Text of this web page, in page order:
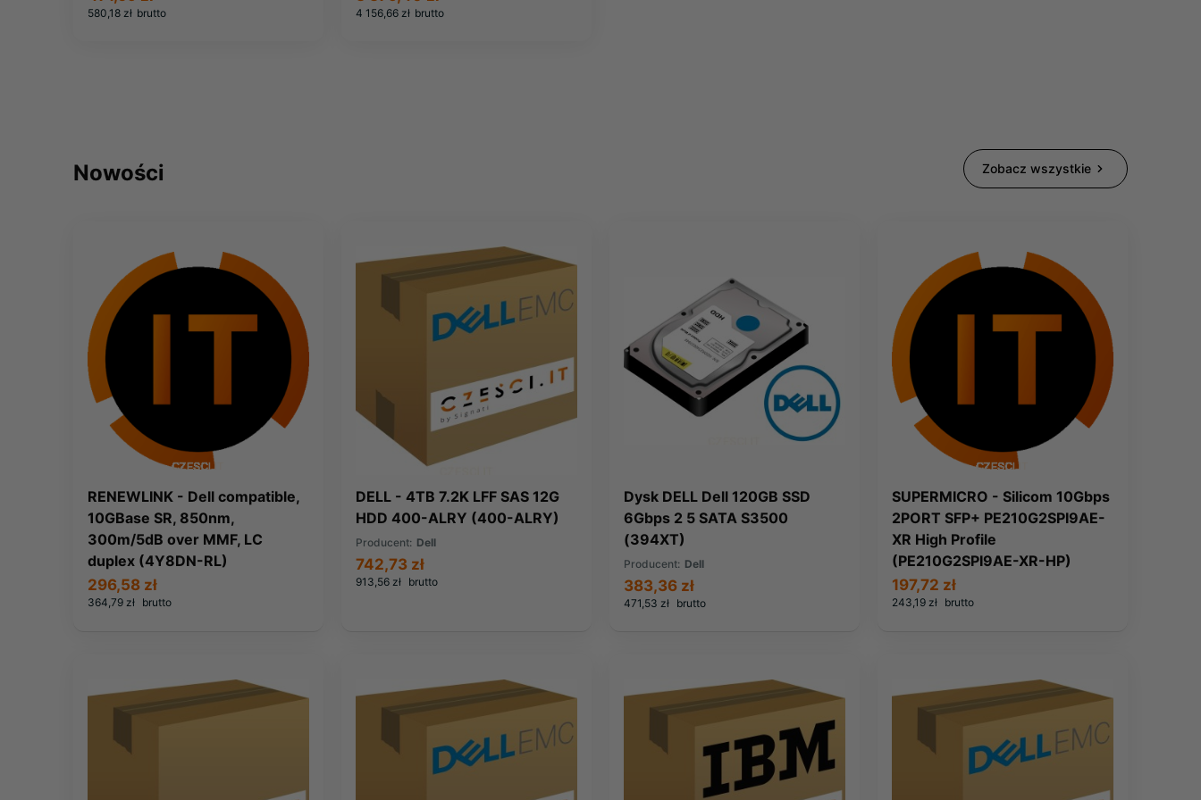
580,18 zł brutto 4 156,66 zł brutto
Nowości Zobacz wszystkie
RENEWLINK - Dell compatible,
10GBase SR, 850nm,
300m/5dB over MMF, LC
duplex (4Y8DN-RL)
364,79 zł brutto
296,58 zł
DELL - 4TB 7.2K LFF SAS 12G
HDD 400-ALRY (400-ALRY)
Producent: Dell
913,56 zł brutto
742,73 zł
Dysk DELL Dell 120GB SSD
6Gbps 2 5 SATA S3500
(394XT)
Producent: Dell
471,53 zł brutto
383,36 zł
SUPERMICRO - Silicom 10Gbps
2PORT SFP+ PE210G2SPI9AE-
XR High Profile
(PE210G2SPI9AE-XR-HP)
243,19 zł brutto
197,72 zł